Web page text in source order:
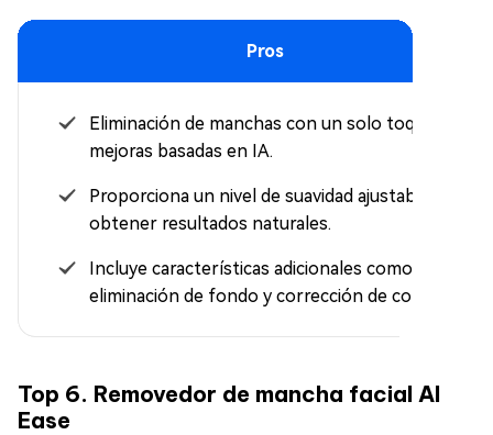
Pros
Eliminación de manchas con un solo toque con
mejoras basadas en IA.
Proporciona un nivel de suavidad ajustable para
obtener resultados naturales.
Incluye características adicionales como
eliminación de fondo y corrección de color.
Top 6. Removedor de mancha facial AI
Ease